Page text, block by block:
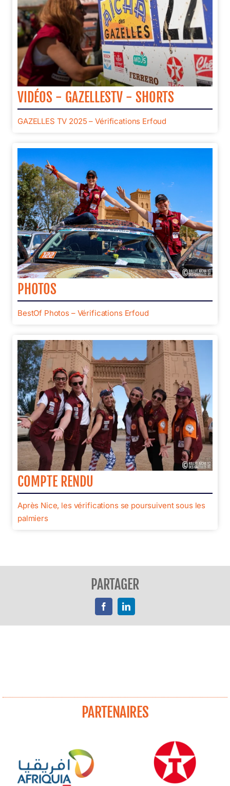
VIDÉOS - GAZELLESTV - SHORTS
GAZELLES TV 2025 – Vérifications Erfoud
PHOTOS
BestOf Photos – Vérifications Erfoud
COMPTE RENDU
Après Nice, les vérifications se poursuivent sous les
palmiers
PARTAGER
FacebookLinkedIn
PARTENAIRES